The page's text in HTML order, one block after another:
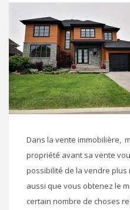
Dans la vente immobilière,
propriété avant sa vente
possibilité de la vendre plus
aussi que vous obtenez le
certain nombre de choses